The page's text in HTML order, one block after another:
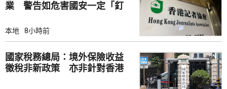
業 警告如危害國安一定「釘
本地 8小時前
國家稅務總局：境外保險收益
徵稅非新政策 亦非針對香港